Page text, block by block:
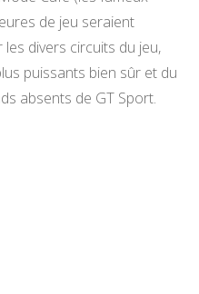
de jeu seraient
divers circuits du jeu,
puissants bien sûr et du
absents de GT Sport.